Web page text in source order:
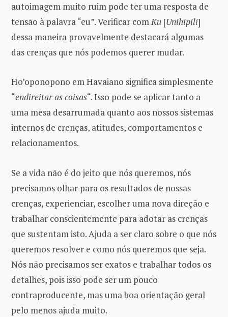
autoimagem muito ruim pode ter uma resposta de
tensão à palavra “eu”. Verificar comKu [Unihipili]
dessa maneira provavelmente destacará algumas
das crenças que nós podemos querer mudar.
Ho’oponopono em Havaiano significa simplesmente
“endireitar as coisas“. Isso pode se aplicar tanto a
uma mesa desarrumada quanto aos nossos sistemas
internos de crenças, atitudes, comportamentos e
relacionamentos.
Se a vida não é do jeito que nós queremos, nós
precisamos olhar para os resultados de nossas
crenças, experienciar, escolher uma nova direção e
trabalhar conscientemente para adotar as crenças
que sustentam isto. Ajuda a ser claro sobre o que nós
queremos resolver e como nós queremos que seja.
Nós não precisamos ser exatos e trabalhar todos os
detalhes, pois isso pode ser um pouco
contraproducente, mas uma boa orientação geral
pelo menos ajuda muito.